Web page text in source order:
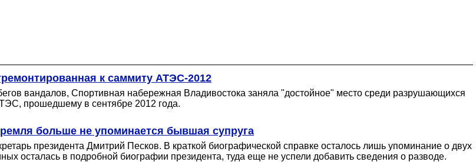
к саммиту АТЭС-2012
вандалов, Спортивная набережная Владивостока заняла "достойное" место среди разрушающихся
прошедшему в сентябре 2012 года.
больше не упоминается бывшая супруга
президента Дмитрий Песков. В краткой биографической справке осталось лишь упоминание о двух
осталась в подробной биографии президента, туда еще не успели добавить сведения о разводе.